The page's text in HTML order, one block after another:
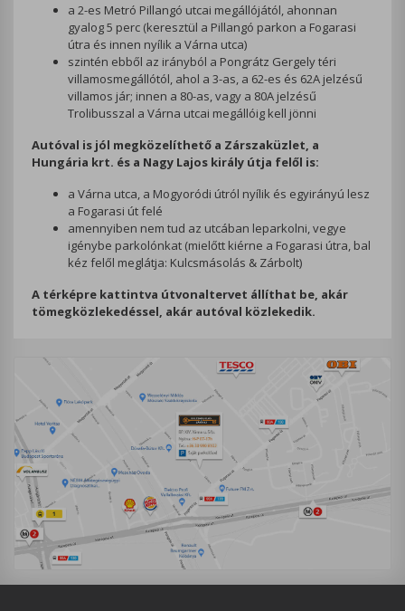
a 2-es Metró Pillangó utcai megállójától, ahonnan
gyalog 5 perc (keresztül a Pillangó parkon a Fogarasi
útra és innen nyílik a Várna utca)
szintén ebből az irányból a Pongrátz Gergely téri
villamosmegállótól, ahol a 3-as, a 62-es és 62A jelzésű
villamos jár; innen a 80-as, vagy a 80A jelzésű
Trolibusszal a Várna utcai megállóig kell jönni
Autóval is jól megközelíthető a Zárszaküzlet, a
Hungária krt. és a Nagy Lajos király útja felől is:
a Várna utca, a Mogyoródi útról nyílik és egyirányú lesz
a Fogarasi út felé
amennyiben nem tud az utcában leparkolni, vegye
igénybe parkolónkat (mielőtt kiérne a Fogarasi útra, bal
kéz felől meglátja: Kulcsmásolás & Zárbolt)
A térképre kattintva útvonaltervet állíthat be, akár
tömegközlekedéssel, akár autóval közlekedik.